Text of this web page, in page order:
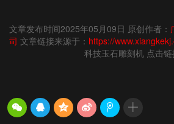
文章发布时间2025年05月09日 原创作者：
司 文章链接来源于： https://
科技玉石雕刻机 点击链